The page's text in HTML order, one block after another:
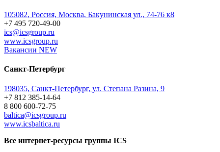
105082, Россия, Москва, Бакунинская ул., 74-76 к8
+7 495 720-49-00
ics@icsgroup.ru
www.icsgroup.ru
Вакансии NEW
Санкт-Петербург
198035, Санкт-Петербург, ул. Степана Разина, 9
+7 812 385-14-64
8 800 600-72-75
baltica@icsgroup.ru
www.icsbaltica.ru
Все интернет-ресурсы группы ICS